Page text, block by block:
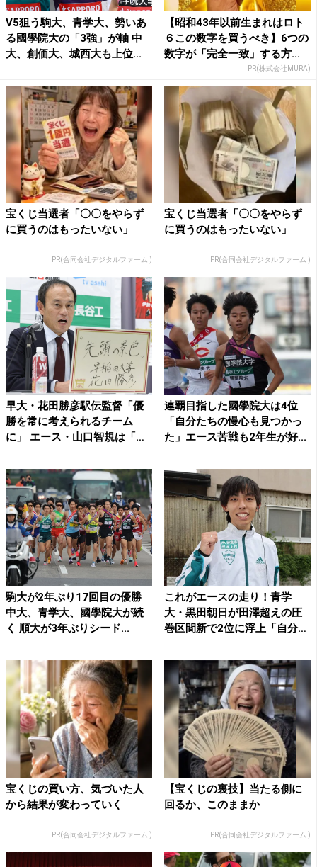
V5狙う駒大、青学大、勢いあ
る國學院大の「3強」が軸 中
大、創価大、城西大も上位...
【昭和43年以前生まれはロト
６この数字を買うべき】6つの
数字が「完全一致」する方...
PR(株式会社MURA)
宝くじ当選者「〇〇をやらず
に買うのはもったいない」
PR(合同会社デジタルファーム )
宝くじ当選者「〇〇をやらず
に買うのはもったいない」
PR(合同会社デジタルファーム )
早大・花田勝彦駅伝監督「優
勝を常に考えられるチーム
に」 エース・山口智規は「調
連覇目指した國學院大は4位
「自分たちの慢心も見つかっ
た」エース苦戦も2年生が好...
駒大が2年ぶり17回目の優勝
中大、青学大、國學院大が続
く 順大が3年ぶりシード...
これがエースの走り！青学
大・黒田朝日が田澤超えの圧
巻区間新で2位に浮上「自分の
宝くじの買い方、気づいた人
から結果が変わっていく
PR(合同会社デジタルファーム )
【宝くじの裏技】当たる側に
回るか、このままか
PR(合同会社デジタルファーム )